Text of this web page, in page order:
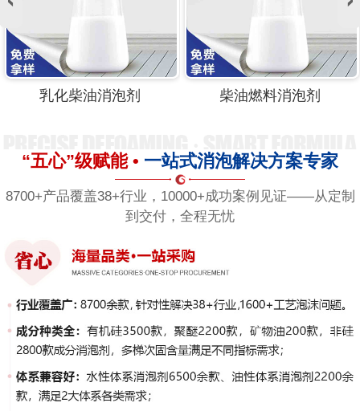
柴油燃料消泡剂 柴油去沫剂
“五心”级赋能 • 一站式消泡解决方案专家
8700+产品覆盖38+行业，10000+成功案例见证——从定制
到交付，全程无忧